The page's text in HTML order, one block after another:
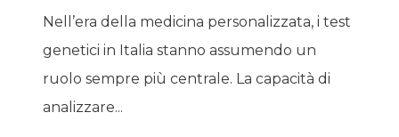
Nell’era della medicina personalizzata, i test
genetici in Italia stanno assumendo un
ruolo sempre più centrale. La capacità di
analizzare...